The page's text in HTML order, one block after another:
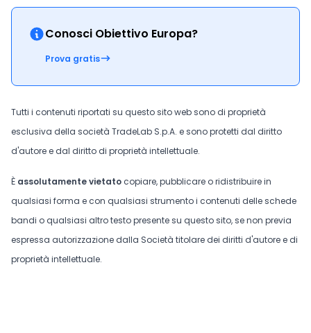
Conosci Obiettivo Europa?
Prova gratis
Tutti i contenuti riportati su questo sito web sono di proprietà
esclusiva della società TradeLab S.p.A. e sono protetti dal diritto
d'autore e dal diritto di proprietà intellettuale.
È assolutamente vietato copiare, pubblicare o ridistribuire in
qualsiasi forma e con qualsiasi strumento i contenuti delle schede
bandi o qualsiasi altro testo presente su questo sito, se non previa
espressa autorizzazione dalla Società titolare dei diritti d'autore e di
proprietà intellettuale.